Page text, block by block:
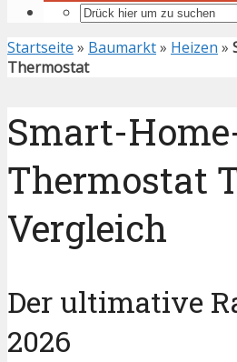
Startseite » Baumarkt» Heizen »
Thermostat
Smart-
Thermostat
Vergleich
Der ultimative
2026